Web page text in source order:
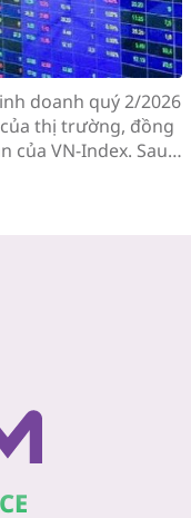
doanh quý 2/2026
thị trường, đồng
của VN-Index. Sau
tiên của tháng